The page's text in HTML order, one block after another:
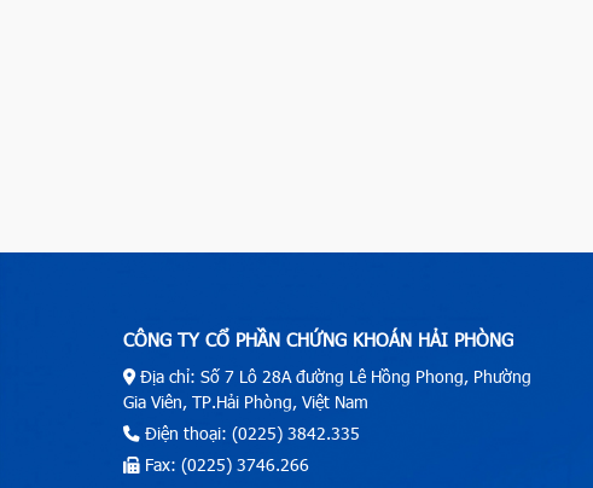
CÔNG TY CỔ PHẦN CHỨNG KHOÁN HẢI PHÒNG
Địa chỉ: Số 7 Lô 28A đường Lê Hồng Phong, Phường
Gia Viên, TP.Hải Phòng, Việt Nam
Điện thoại: (0225) 3842.335
Fax: (0225) 3746.266